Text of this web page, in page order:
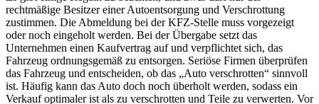
rechtmäßige Besitzer einer Autoentsorgung und Verschrottung
zustimmen. Die Abmeldung bei der KFZ-Stelle muss vorgezeigt
oder noch eingeholt werden. Bei der Übergabe setzt das
Unternehmen einen Kaufvertrag auf und verpflichtet sich, das
Fahrzeug ordnungsgemäß zu entsorgen. Seriöse Firmen überprüfen
das Fahrzeug und entscheiden, ob das „Auto verschrotten“ sinnvoll
ist. Häufig kann das Auto doch noch überholt werden, sodass ein
Verkauf optimaler ist als zu verschrotten und Teile zu verwerten. Vor